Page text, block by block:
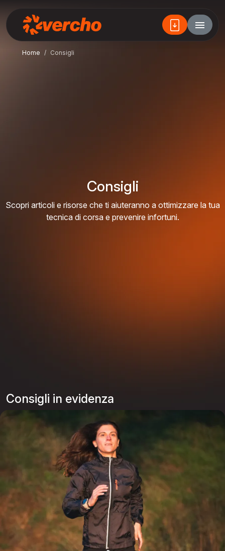
Home Consigli
Consigli
Scopri articoli e risorse che ti aiuteranno a ottimizzare la tua
tecnica di corsa e prevenire infortuni.
Consigli in evidenza